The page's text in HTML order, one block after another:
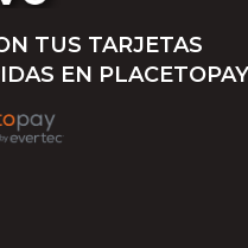
TUS TARJETAS
EN PLACETOPAY